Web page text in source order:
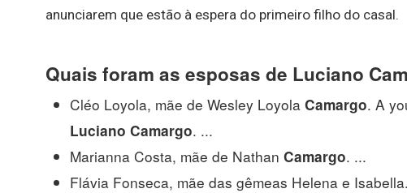
anunciarem que estão à espera do primeiro filho do casal.
Quais foram as esposas de Luciano
Cléo Loyola, mãe de Wesley Loyola Camargo. A
Luciano Camargo. ...
Marianna Costa, mãe de Nathan Camargo. ...
Flávia Fonseca, mãe das gêmeas Helena e Isabella.